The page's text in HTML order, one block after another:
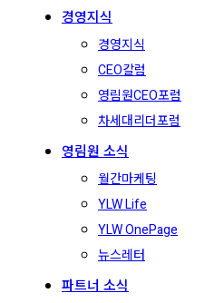
경영지식
경영지식
CEO칼럼
영림원CEO포럼
차세대리더포럼
영림원 소식
월간마케팅
YLW Life
YLW OnePage
뉴스레터
파트너 소식